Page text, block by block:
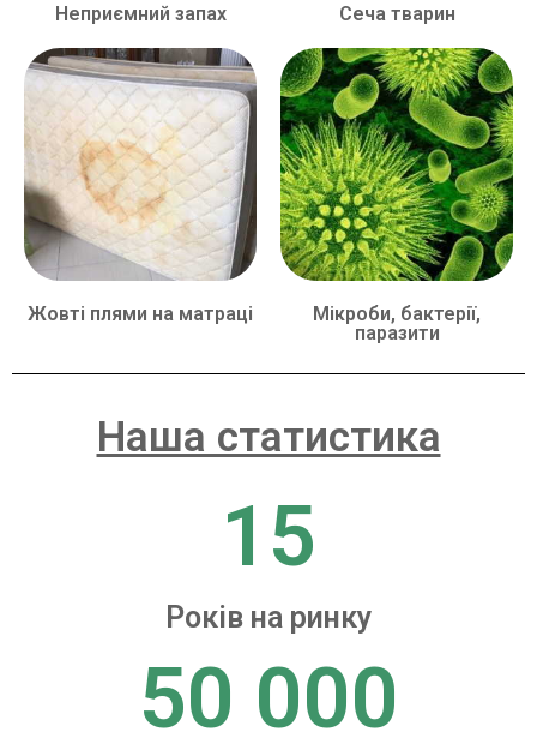
Неприємний запах Сеча тварин
Жовті плями на матраці
Мікроби, бактерії,
паразити
Наша статистика
15
Років на ринку
50 000